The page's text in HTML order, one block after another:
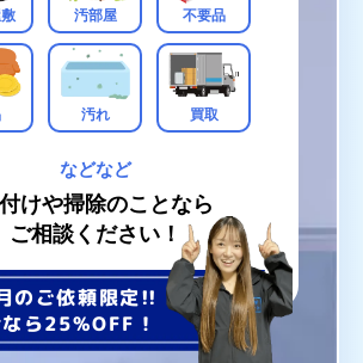
汚部屋 不要品
汚れ 買取
などなど
けや掃除のことなら
ご相談ください！
のご依頼限定!!
ら25%OFF！